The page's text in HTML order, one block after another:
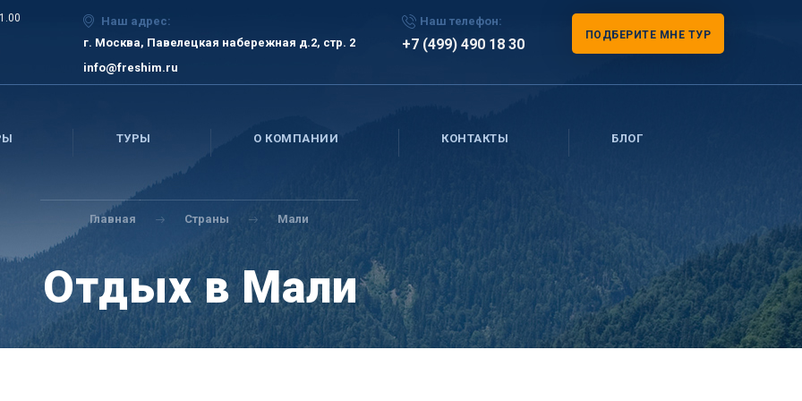
Наш адрес:
г. Москва, Павелецкая набережная д.2, стр. 2
info@freshim.ru
Наш телефон:
+7 (499) 490 18 30
ПОДБЕРИТЕ МНЕ ТУР
ТУРЫ О КОМПАНИИ КОНТАКТЫ БЛОГ
Главная Страны Мали
Отдых в Мали